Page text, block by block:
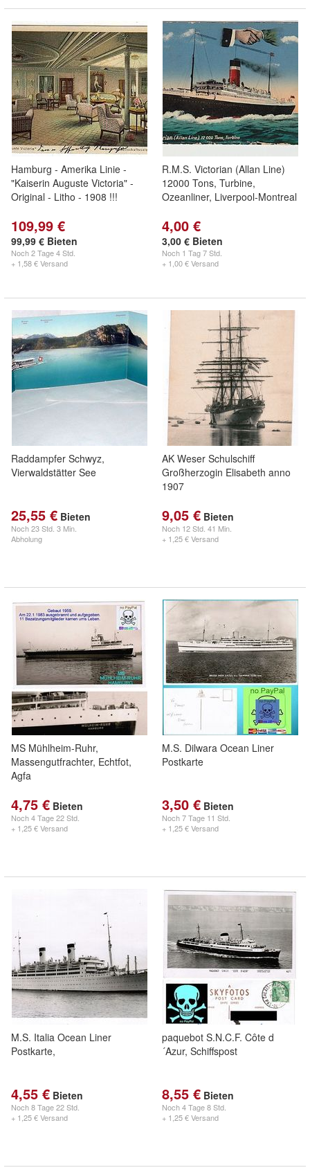
Hamburg - Amerika Linie -
"Kaiserin Auguste Victoria" -
Original - Litho - 1908 !!!
109,99 €
99,99 € Bieten
Noch2 Tage 4 Std.
+ 1,58 € Versand
R.M.S. Victorian (Allan Line)
12000 Tons, Turbine,
Ozeanliner, Liverpool-Montreal
4,00 €
3,00 € Bieten
Noch 1 Tag 7 Std.
+ 1,00 € Versand
Raddampfer Schwyz,
Vierwaldstätter See
25,55 € Bieten
Noch23 Std. 3 Min.
Abholung
AK Weser Schulschiff
Großherzogin Elisabeth anno
1907
9,05 € Bieten
Noch 12 Std. 41 Min.
+ 1,25 € Versand
MS Mühlheim-Ruhr,
Massengutfrachter, Echtfot,
Agfa
4,75 € Bieten
Noch4 Tage 22 Std.
+ 1,25 € Versand
M.S. Dilwara Ocean Liner
Postkarte
3,50 € Bieten
Noch7 Tage 11 Std.
+ 1,25 € Versand
M.S. Italia Ocean Liner
Postkarte,
4,55 € Bieten
Noch8 Tage 22 Std.
+ 1,25 € Versand
paquebot S.N.C.F. Côte d
´Azur, Schiffspost
8,55 € Bieten
Noch4 Tage 8 Std.
+ 1,25 € Versand